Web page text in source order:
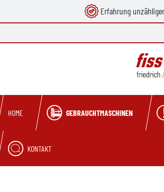
Zur Hauptnavigation springen
Erfahrung
HOME GEBRAUCHTMASCHINEN
KONTAKT